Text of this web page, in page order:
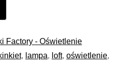
Factory - Oświetlenie
, lampa, loft, oświetlenie,